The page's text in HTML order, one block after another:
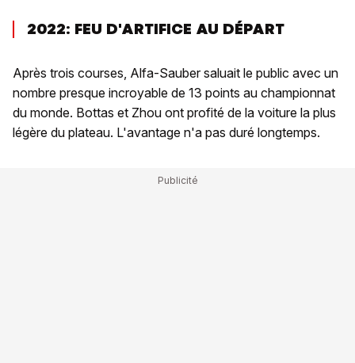
2022: FEU D'ARTIFICE AU DÉPART
Après trois courses, Alfa-Sauber saluait le public avec un
nombre presque incroyable de 13 points au championnat
du monde. Bottas et Zhou ont profité de la voiture la plus
légère du plateau. L'avantage n'a pas duré longtemps.